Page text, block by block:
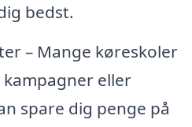
bedst.
– Mange køreskoler
eller
spare dig penge på